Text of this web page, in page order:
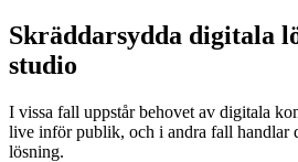
Skräddarsydda digitala
studio
I vissa fall uppstår behovet av digitala
live inför publik, och i andra fall handlar
lösning.